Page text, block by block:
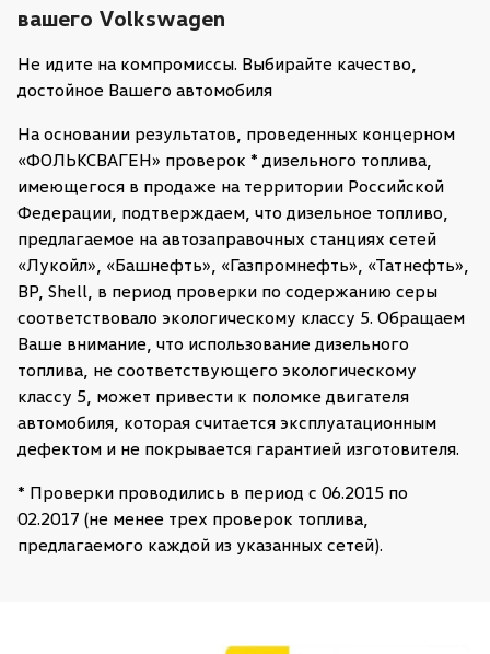
вашего Volkswagen
Не идите на компромиссы. Выбирайте качество,
достойное Вашего автомобиля
На основании результатов, проведенных концерном
«ФОЛЬКСВАГЕН» проверок * дизельного топлива,
имеющегося в продаже на территории Российской
Федерации, подтверждаем, что дизельное топливо,
предлагаемое на автозаправочных станциях сетей
«Лукойл», «Башнефть», «Газпромнефть», «Татнефть»,
BP, Shell, в период проверки по содержанию серы
соответствовало экологическому классу 5. Обращаем
Ваше внимание, что использование дизельного
топлива, не соответствующего экологическому
классу 5, может привести к поломке двигателя
автомобиля, которая считается эксплуатационным
дефектом и не покрывается гарантией изготовителя.
* Проверки проводились в период c 06.2015 по
02.2017 (не менее трех проверок топлива,
предлагаемого каждой из указанных сетей).